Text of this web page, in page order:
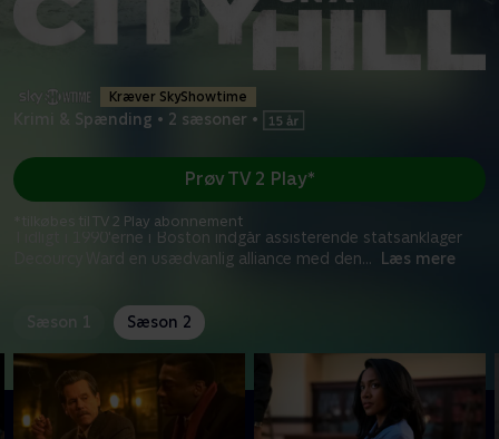
Kræver SkyShowtime
Krimi & Spænding • 2 sæsoner •
Tidligt i 1990'erne i Boston indgår assisterende statsanklager
Decourcy Ward en usædvanlig alliance med den... Læs mere
Prøv TV 2 Play*
*tilkøbes til TV 2 Play abonnement
Sæson 1 Sæson 2